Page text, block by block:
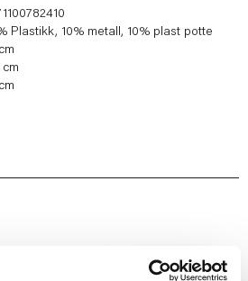
Plastikk, 10% metall, 10% plast potte
cm